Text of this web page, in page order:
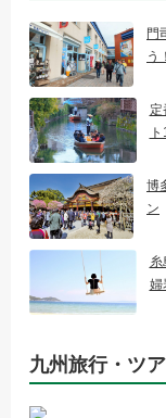
門
う
定
博
ン
糸
婦
九州旅行・ツ